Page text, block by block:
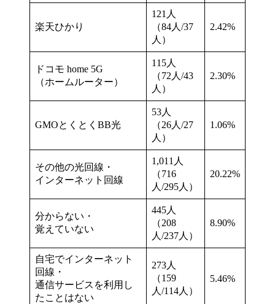
楽天ひかり
121人
（84人/37
人）
2.42%
ドコモ home 5G
（ホームルーター）
115人
（72人/43
人）
2.30%
GMOとくとくBB光
53人
（26人/27
人）
1.06%
その他の光回線・
インターネット回線
1,011人
（716
人/295人）
20.22%
分からない・
覚えていない
445人
（208
人/237人）
8.90%
自宅でインターネット
回線・
通信サービスを利用し
たことはない
273人
（159
人/114人）
5.46%